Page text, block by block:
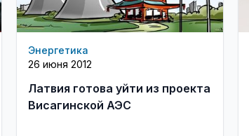
Энергетика
26 июня 2012
Латвия готова уйти из проекта
Висагинской АЭС